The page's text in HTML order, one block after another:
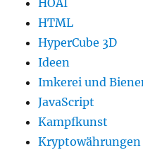
HOAI
HTML
HyperCube 3D
Ideen
Imkerei und
JavaScript
Kampfkunst
Kryptowährungen